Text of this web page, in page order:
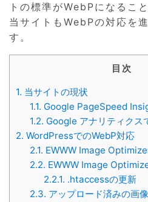
トの標準がWebPになるこ
当サイトもWebPの対応を
す。
目次
1. 当サイトの現状
1.1. Google PageSpeed
1.2. Google アナリティクス
2. WordPressでのWebP対応
2.1. EWWW Image
2.2. EWWW Image
2.2.1. .htaccessの更新
2.3. アップロード済みの画